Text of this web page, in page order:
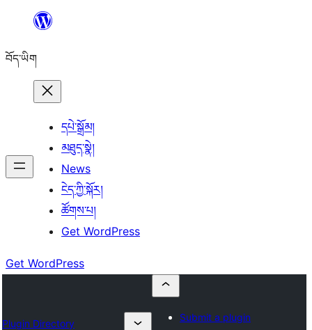
content
བོད་ཡིག
དཔེ་སྒྲོམ།
མཐུད་སྣེ།
News
ངེད་ཀྱི་སྐོར།
ཚོགས་པ།
Get WordPress
Get WordPress
Plugin Directory
Submit a plugin